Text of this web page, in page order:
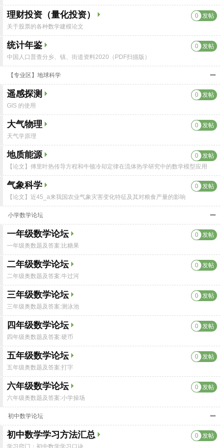
理财投资（量化投资） 发帖
0
关于股票的各种数学建模论文
统计年鉴 发帖
0
中国人口普查分乡、镇、街道资料2020（PDF扫描版）
【专业区】地球科学
遥感探测 发帖
0
GIS 的使用
大气物理 发帖
0
天气学原理
地质能源 发帖
0
【论文】傅里叶热传导方程和牛顿冷却定律在流体热学研究中的数学模型应用
气象科学 发帖
0
【论文】近45_a来我国农业气象灾害变化特征及其对粮食产量的影响
小学数学论坛
一年级数学论坛 发帖
0
一年级奥数题及答案:比糖果
二年级数学论坛 发帖
0
二年级奥数题及答案:牛过河
三年级数学论坛 发帖
0
三年级奥数题及答案:测泳池
四年级数学论坛 发帖
0
四年级奥数题及答案:硬币
五年级数学论坛 发帖
0
五年级奥数题及答案:打字
六年级数学论坛 发帖
0
六年级奥数题及答案:小学操场
初中数学论坛
初中数学学习方法汇总 发帖
0
学习窍门：初中数学学习口诀